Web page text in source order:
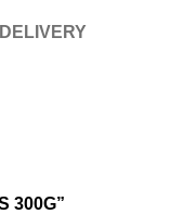
300G”